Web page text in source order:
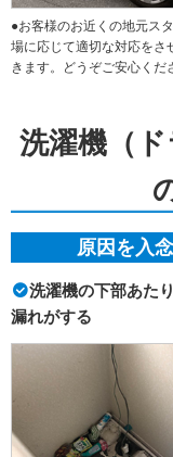
●お客様のお近くの地元ス
場に応じて適切な対応をさ
きます。どうぞご安心くだ
洗濯機（
原因を入
洗濯機の下部あた
漏れがする